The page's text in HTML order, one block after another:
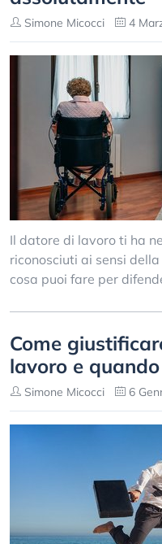
Simone Micocci 4
Il datore di lavoro ti ha
riconosciuti ai sensi
cosa puoi fare per
Come
lavoro e
Simone Micocci 6